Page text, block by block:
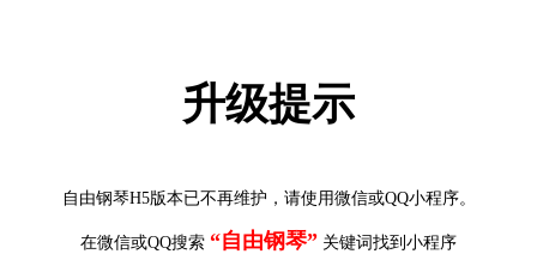
升级提示
自由钢琴H5版本已不再维护，请使用微信或QQ小程序。
在微信或QQ搜索 “自由钢琴” 关键词找到小程序